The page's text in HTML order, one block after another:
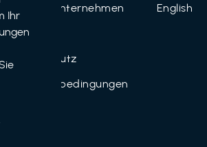
FAQ für Unternehmen
Imprint
Datenschutz
Nutzungsbedingungen
English
Ihr